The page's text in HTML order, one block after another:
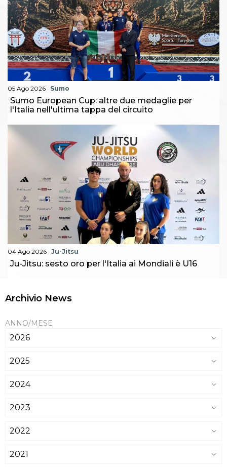
05 Ago 2026 Sumo
Sumo European Cup: altre due medaglie per
l'Italia nell'ultima tappa del circuito
04 Ago 2026 Ju-Jitsu
Ju-Jitsu: sesto oro per l'Italia ai Mondiali è U16
Archivio News
ANNO/MESE
2026
2025
2024
2023
2022
2021